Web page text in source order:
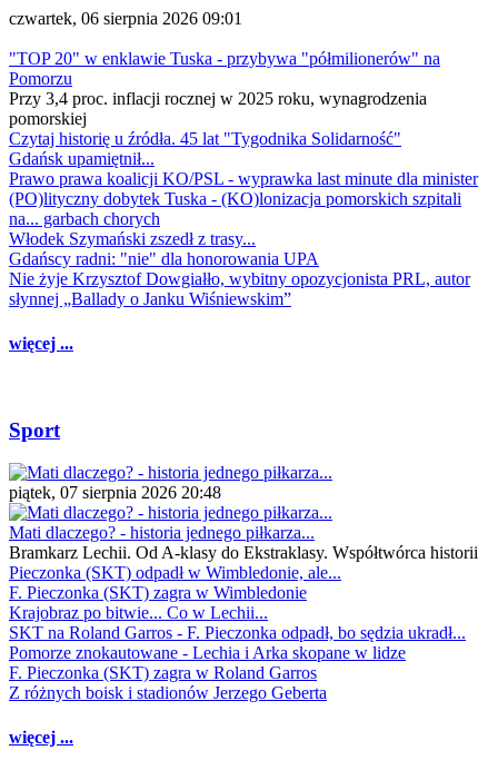
czwartek, 06 sierpnia 2026 09:01
"TOP 20" w enklawie Tuska - przybywa "półmilionerów" na
Pomorzu
Przy 3,4 proc. inflacji rocznej w 2025 roku, wynagrodzenia
pomorskiej
Czytaj historię u źródła. 45 lat "Tygodnika Solidarność"
Gdańsk upamiętnił...
Prawo prawa koalicji KO/PSL - wyprawka last minute dla minister
(PO)lityczny dobytek Tuska - (KO)lonizacja pomorskich szpitali
na... garbach chorych
Włodek Szymański zszedł z trasy...
Gdańscy radni: "nie" dla honorowania UPA
Nie żyje Krzysztof Dowgiałło, wybitny opozycjonista PRL, autor
słynnej „Ballady o Janku Wiśniewskim”
więcej ...
Sport
piątek, 07 sierpnia 2026 20:48
Mati dlaczego? - historia jednego piłkarza...
Bramkarz Lechii. Od A-klasy do Ekstraklasy. Współtwórca historii
Pieczonka (SKT) odpadł w Wimbledonie, ale...
F. Pieczonka (SKT) zagra w Wimbledonie
Krajobraz po bitwie... Co w Lechii...
SKT na Roland Garros - F. Pieczonka odpadł, bo sędzia ukradł...
Pomorze znokautowane - Lechia i Arka skopane w lidze
F. Pieczonka (SKT) zagra w Roland Garros
Z różnych boisk i stadionów Jerzego Geberta
więcej ...